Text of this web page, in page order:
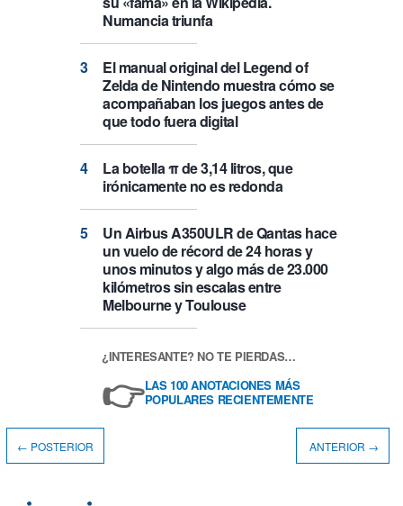
Numancia triunfa
El manual original del Legend of
Zelda de Nintendo muestra cómo se
acompañaban los juegos antes de
que todo fuera digital
La botella π de 3,14 litros, que
irónicamente no es redonda
Un Airbus A350ULR de Qantas hace
un vuelo de récord de 24 horas y
unos minutos y algo más de 23.000
kilómetros sin escalas entre
Melbourne y Toulouse
¿INTERESANTE? NO TE PIERDAS…
👉LAS 100 ANOTACIONES MÁS
POPULARES RECIENTEMENTE
← POSTERIOR ANTERIOR →